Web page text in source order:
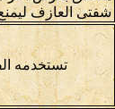
شفتى العازف
تستخدمه